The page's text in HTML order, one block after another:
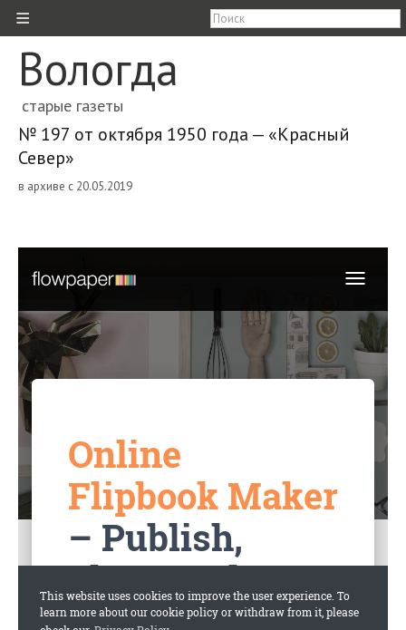
≡
Вологда
старые газеты
№ 197 от октября 1950 года — «Красный
Север»
в архиве с 20.05.2019